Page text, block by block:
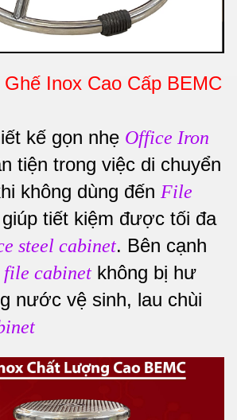
Inox Cao Cấp BEMC
kế gọn nhẹ Office Iron
tiện trong việc di chuyển
không dùng đến File
tiết kiệm được tối đa
steel cabinet. Bên cạnh
cabinet không bị hư
nước vệ sinh, lau chùi